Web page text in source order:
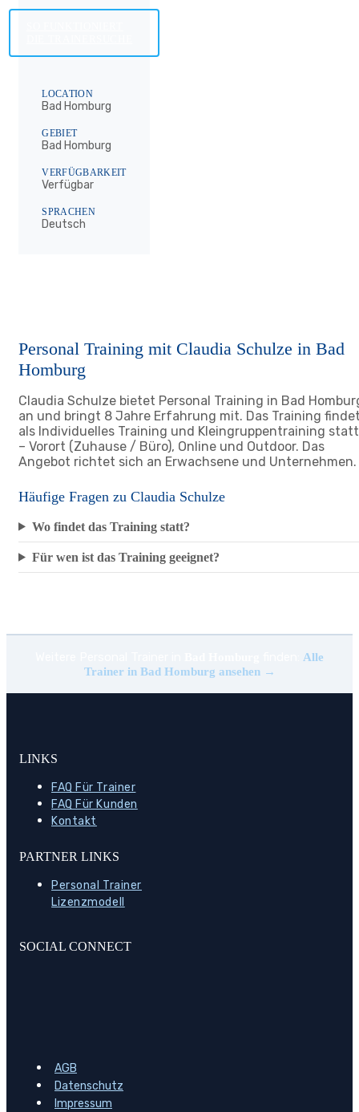
LOCATION
Bad Homburg
GEBIET
Bad Homburg
VERFÜGBARKEIT
Verfügbar
SPRACHEN
Deutsch
Personal Training mit Claudia Schulze in Bad
Homburg
Claudia Schulze bietet Personal Training in Bad
an und bringt 8 Jahre Erfahrung mit. Das Training
als Individuelles Training und Kleingruppentraining statt
– Vorort (Zuhause / Büro), Online und Outdoor. Das
Angebot richtet sich an Erwachsene und Unternehmen.
Häufige Fragen zu Claudia Schulze
Wo findet das Training statt?
Für wen ist das Training geeignet?
Alle
Trainer in Bad Homburg ansehen →
LINKS
FAQ Für Trainer
FAQ Für Kunden
Kontakt
PARTNER LINKS
Personal Trainer
Lizenzmodell
SOCIAL CONNECT
AGB
Datenschutz
Impressum